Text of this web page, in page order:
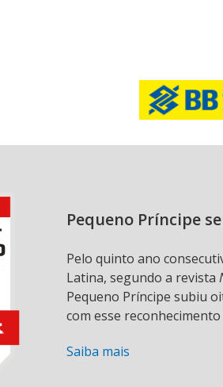
Pequeno Príncipe
Pelo quinto ano
Latina, segundo a revista
Pequeno Príncipe subiu
com esse
Saiba mais